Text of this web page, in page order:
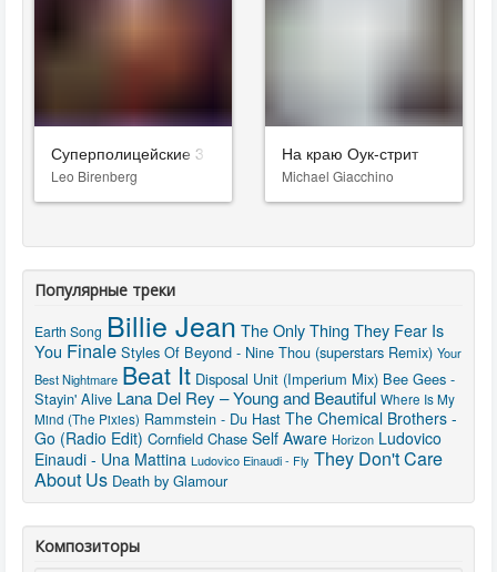
Суперполицейские 3
Leo Birenberg
На краю Оук-стрит
Michael Giacchino
Популярные треки
Earth Song Billie Jean The Only Thing They Fear Is
You Finale Styles Of Beyond - Nine Thou (superstars Remix) Your
Best Nightmare Beat It Disposal Unit (Imperium Mix) Bee Gees -
Stayin' Alive Lana Del Rey – Young and Beautiful Where Is My
Mind (The Pixies) Rammstein - Du Hast The Chemical Brothers -
Go (Radio Edit) Cornfield Chase Self Aware Horizon Ludovico
Einaudi - Una Mattina Ludovico Einaudi - Fly They Don't Care
About Us Death by Glamour
Композиторы